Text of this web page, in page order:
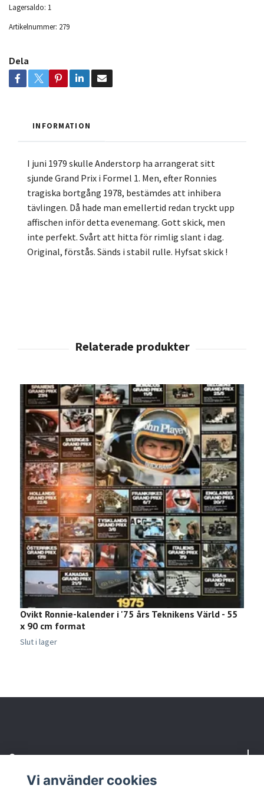
Lagersaldo: 1
Artikelnummer: 279
Dela
INFORMATION
I juni 1979 skulle Anderstorp ha arrangerat sitt
sjunde Grand Prix i Formel 1. Men, efter Ronnies
tragiska bortgång 1978, bestämdes att inhibera
tävlingen. Då hade man emellertid redan tryckt upp
affischen inför detta evenemang. Gott skick, men
inte perfekt. Svårt att hitta för rimlig slant i dag.
Original, förstås. Sänds i stabil rulle. Hyfsat skick !
Ovikt Ronnie-kalender i '75 års Teknikens Värld - 55
x 90 cm format
Slut i lager
Om oss
Vi använder cookies